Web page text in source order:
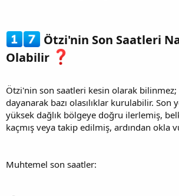
Ötzi'nin Son Saatleri
Olabilir
Ötzi'nin son saatleri kesin olarak
dayanarak bazı olasılıklar kurulabilir. Son
yüksek dağlık bölgeye doğru ilerlemiş,
kaçmış veya takip edilmiş, ardından okla
Muhtemel son saatler: